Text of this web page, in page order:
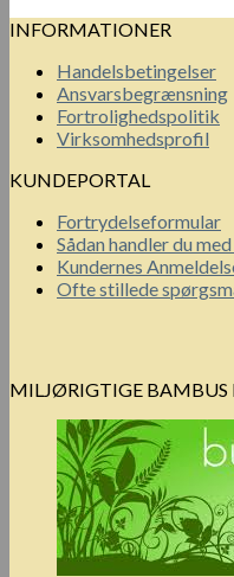
INFORMATIONER
Handelsbetingelser
Ansvarsbegrænsning
Fortrolighedspolitik
Virksomhedsprofil
KUNDEPORTAL
Fortrydelseformular
Sådan handler du med
Kundernes
Ofte stillede
MILJØRIGTIGE BAMBUS